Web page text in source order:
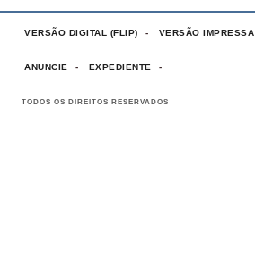
VERSÃO DIGITAL (FLIP) VERSÃO IMPRESSA
ANUNCIE EXPEDIENTE
TODOS OS DIREITOS RESERVADOS